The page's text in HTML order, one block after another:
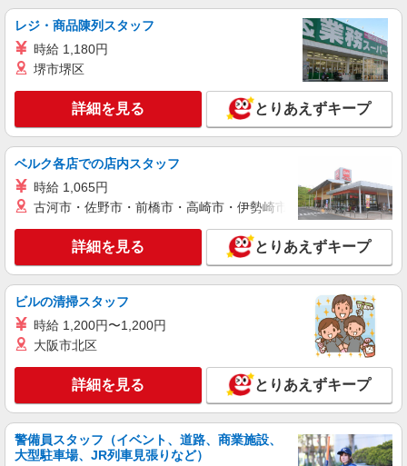
キープ 詳細を見る
派遣社員
株式会社kotrio /●YK-H-2091468
黒川駅＊働きやすさで選ぶならココ！障がいデ
イSTAFF/17時定時
時給1600円〜2250円 ＜日払い有/週払い有/交
通費全支給(ガソリン代含む)＞
町田市真光寺町｜最寄り駅：黒川
キープ 詳細を見る
株式会社kotrio /●YK-S-2097116
≪多摩境駅≫身体負担少なめ！人気のサ高住
STAFF募集◎
【正社員】月給240,000〜400,000円 ・基本
給：200,000円〜220,000円 ・資格手当：10,000〜
30,000円 ・役職手当：10,000〜70,000円 ・処遇改
善手当：20,000〜60,000円（勤続年数、保有資格
により変動） ・固定残業手当：20,000円（10時
間） ※固定残業時間を超過する場合には超過勤務
手当として別途支給 ・夜勤手当：10,000円/1回
（上記給与とは別に支給） 下記資格をお持ちの方
歓迎 ・認知症介護基礎研修 ・初任者研修 ・実務
東京都町田市
キープ 詳細を見る
職業紹介
レジ・商品陳列スタッフ
時給 1,180円
堺市堺区
詳細を見る とりあえずキープ
ベルク各店での店内スタッフ
時給 1,065円
古河市・佐野市・前橋市・高崎市・伊勢崎市・太田市・館林市
詳細を見る とりあえずキープ
ビルの清掃スタッフ
時給 1,200円〜1,200円
大阪市北区
詳細を見る とりあえずキープ
警備員スタッフ（イベント、道路、商業施設、
大型駐車場、JR列車見張りなど）